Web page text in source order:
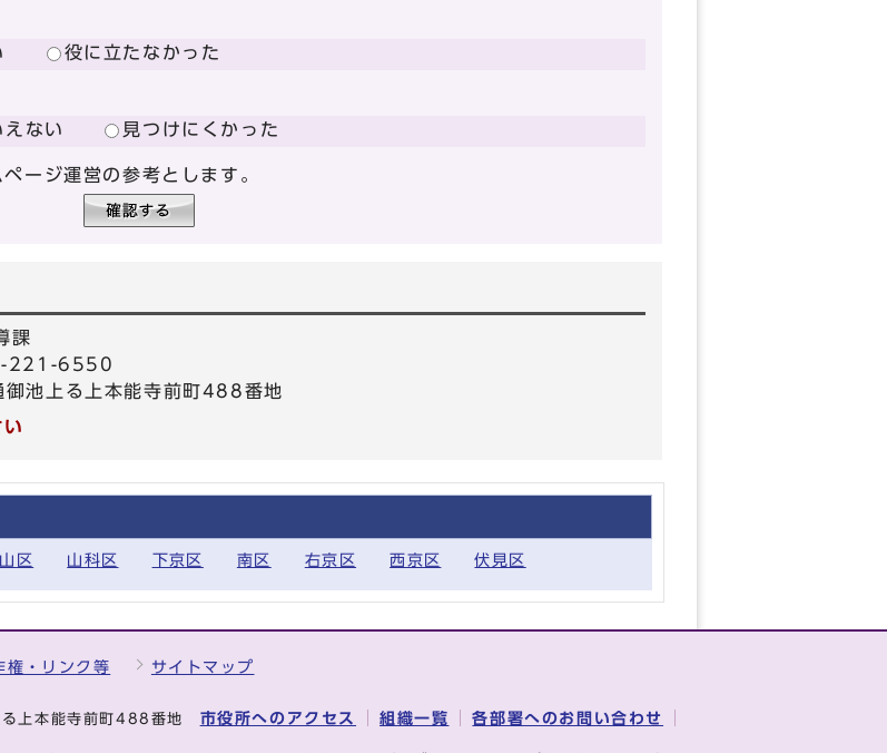
役に立たなかった
えない 見つけにくかった
ージ運営の参考とします。
課
221-6550
池上る上本能寺前町488番地
区 山科区 下京区 南区 右京区 西京区 伏見区
権・リンク等 サイトマップ
上本能寺前町488番地 市役所へのアクセス 組織一覧 各部署へのお問い合わせ